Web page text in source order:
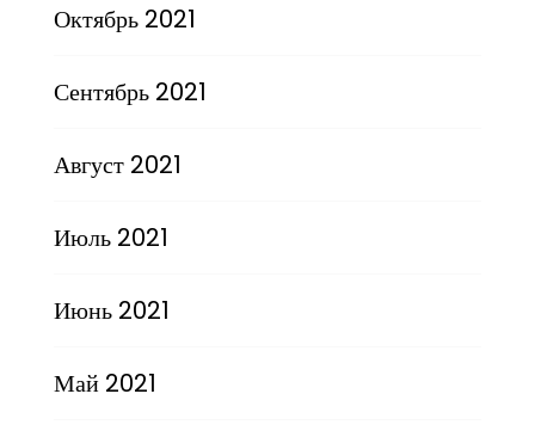
Октябрь 2021
Сентябрь 2021
Август 2021
Июль 2021
Июнь 2021
Май 2021